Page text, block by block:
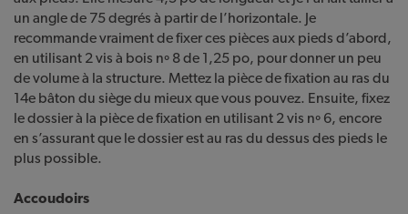
un angle de 75 degrés à partir de l’horizontale. Je
recommande vraiment de fixer ces pièces aux pieds d’abord,
en utilisant 2 vis à bois nº 8 de 1,25 po, pour donner un peu
de volume à la structure. Mettez la pièce de fixation au ras du
14e bâton du siège du mieux que vous pouvez. Ensuite, fixez
le dossier à la pièce de fixation en utilisant 2 vis nº 6, encore
en s’assurant que le dossier est au ras du dessus des pieds le
plus possible.
Accoudoirs